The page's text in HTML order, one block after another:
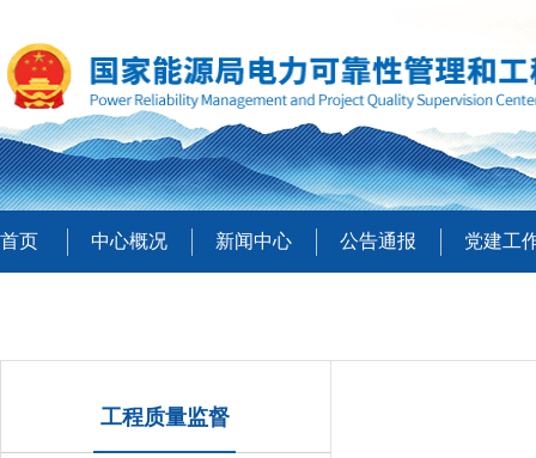
首页 中心概况 新闻中心 公告通报 党建工
工程质量监督